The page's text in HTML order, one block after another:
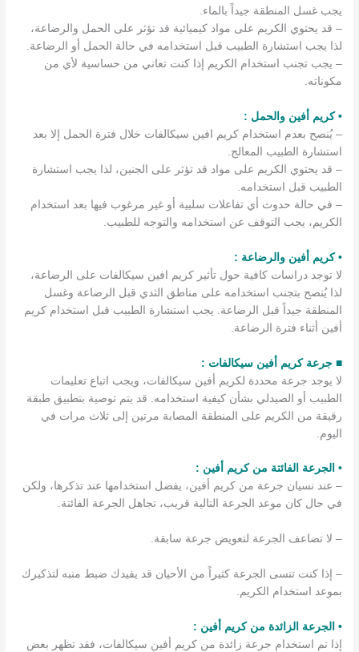
يجب غسل المنطقة جيداً بالماء.
– قد يحتوي الكريم على مواد كيميائية قد تؤثر على الحمل والرضاعة،
لذا يجب استشارة الطبيب قبل استخدامه في حالة الحمل أو الرضاعة.
– يجب تجنب استخدام الكريم إذا كنت تعاني من حساسية لأي من
مكوناته.
• كريم أفين والحمل :
– يُنصح بعدم استخدام كريم افين سيكالفات خلال فترة الحمل إلا بعد
استشارة الطبيب المعالج.
– قد يحتوي الكريم على مواد قد تؤثر على الجنين، لذا يجب استشارة
الطبيب قبل استخدامه.
– في حالة حدوث أي تفاعلات سلبية أو غير مرغوب فيها بعد استخدام
الكريم، يجب التوقف عن استخدامه والتوجه للطبيب.
• كريم أفين والرضاعة :
لا توجد دراسات كافية حول تأثير كريم افين سيكالفات على الرضاعة،
لذا يُنصح بتجنب استخدامه على مناطق الثدي قبل الرضاعة وغسل
المنطقة جيداً قبل الرضاعة. يجب استشارة الطبيب قبل استخدام كريم
أفين أثناء فترة الرضاعة.
■ جرعة كريم أفين سيكالفات :
لا يوجد جرعة محددة لكريم أفين سيكالفات، ويجب اتباع تعليمات
الطبيب أو الصيدلي بشأن كيفية استخدامه. قد يتم توصية بتطبيق طبقة
رقيقة من الكريم على المنطقة المصابة مرتين إلى ثلاث مرات في
اليوم.
• الجرعة الفائتة من كريم أفين :
– عند نسيان جرعة من كريم أفين، يفضل استخدامها عند تذكرها، ولكن
في حال كان موعد الجرعة التالية قريب، تجاهل الجرعة الفائتة.
– لا تضاعف الجرعة لتعويض جرعة سابقة.
– إذا كنت تنسى الجرعة كثيراً من الأحيان قد يفيدك ضبط منبه لتذكيرك
بموعد استخدام الكريم.
• الجرعة الزائدة من كريم أفين :
إذا تم استخدام جرعة زائدة من كريم أفين سيكالفات، فقد تظهر بعض